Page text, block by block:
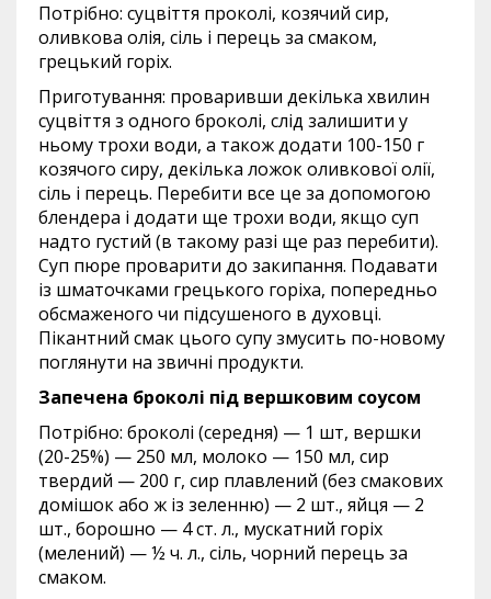
Потрібно: суцвіття проколі, козячий сир,
оливкова олія, сіль і перець за смаком,
грецький горіх.
Приготування: проваривши декілька хвилин
суцвіття з одного броколі, слід залишити у
ньому трохи води, а також додати 100-150 г
козячого сиру, декілька ложок оливкової олії,
сіль і перець. Перебити все це за допомогою
блендера і додати ще трохи води, якщо суп
надто густий (в такому разі ще раз перебити).
Суп пюре проварити до закипання. Подавати
із шматочками грецького горіха, попередньо
обсмаженого чи підсушеного в духовці.
Пікантний смак цього супу змусить по-новому
поглянути на звичні продукти.
Запечена броколі під вершковим соусом
Потрібно: броколі (середня) — 1 шт, вершки
(20-25%) — 250 мл, молоко — 150 мл, сир
твердий — 200 г, сир плавлений (без смакових
домішок або ж із зеленню) — 2 шт., яйця — 2
шт., борошно — 4 ст. л., мускатний горіх
(мелений) — ½ ч. л., сіль, чорний перець за
смаком.